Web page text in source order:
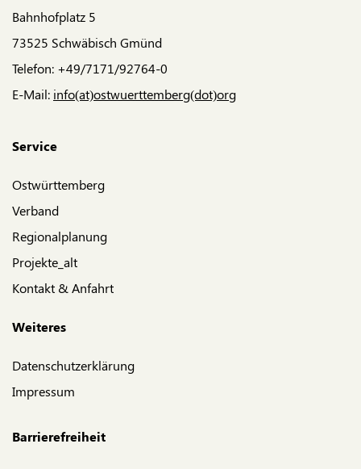
Bahnhofplatz 5
73525 Schwäbisch Gmünd
Telefon: +49/7171/92764-0
E-Mail: info(at)ostwuerttemberg(dot)org
Service
Ostwürttemberg
Verband
Regionalplanung
Projekte_alt
Kontakt & Anfahrt
Weiteres
Datenschutzerklärung
Impressum
Barrierefreiheit